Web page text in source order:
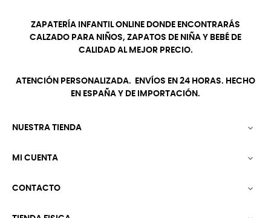
ZAPATERÍA INFANTIL ONLINE DONDE ENCONTRARÁS
CALZADO PARA NIÑOS, ZAPATOS DE NIÑA Y BEBÉ DE
CALIDAD AL MEJOR PRECIO.
ATENCIÓN PERSONALIZADA. ENVÍOS EN 24 HORAS. HECHO
EN ESPAÑA Y DE IMPORTACIÓN.
NUESTRA TIENDA 
MI CUENTA 
CONTACTO 